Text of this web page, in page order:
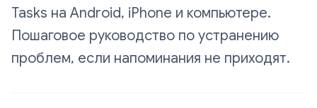
Tasks на Android, iPhone и компьютере.
Пошаговое руководство по устранению
проблем, если напоминания не приходят.